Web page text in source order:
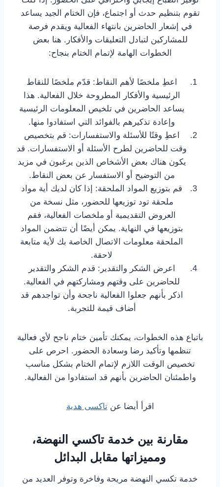
تقوم بتنظيم حدث أو اجتماع، فإن الختام الجيد يساعد
في إشعار الحاضرين بانتهاء الفعالية ويقدم فرصة
للمشاركين لتبادل التعليقات والأفكار. هنا بعض
الخطوات الهامة لإتمام الختام بنجاح:
اعطِ ملخصًا لأهم النقاط: قدّم ملخصًا للنقاط
الرئيسية والأفكار المطروحة خلال الفعالية. هذا
يساعد الحاضرين في تلخيص المعلومات الرئيسية
وإعادة تذكيرهم بالفوائد التي استفادوا منها.
اعطِ وقتًا للأسئلة والاستفسارات: قم بتخصيص
وقت للحاضرين لطرح الأسئلة أو الاستفسارات. قد
يكون هناك بعض الأشخاص الذين يرغبون في مزيد
من التوضيح أو الاستفسار عن بعض النقاط.
قم بتوزيع المواد الملحقة: إذا كان لديك أية مواد
ملحقة تود توزيعها للحضور، مثل نسخة من
العروض التقديمية أو ملخصات الفعالية، فقم
بتوزيعها في النهاية. يمكن أيضًا أن تتضمن المواد
الملحقة معلومات الاتصال الخاصة بك لأية متابعة
لاحقة.
اعرض الشكر والتقدير: قدم الشكر والتقدير
للحاضرين على وقتهم ومشاركتهم في الفعالية.
اذكر بأنهم جعلوا الفعالية ناجحة وأن تواجدهم قد
أضاف قيمة للتجربة.
باتباع هذه الخطوات، يمكنك تأمين ختام ناجح لأي فعالية
تنظمها وتأكيد رضا وسعادة الحضور. احرص على
تخصيص الوقت اللازم لإتمام الختام بشكل مناسب
واطمئنان الحاضرين بأنهم قد استفادوا من الفعالية.
اقرأ أيضا عنتاكسى هدية
مقارنة بين خدمة تاكسي النهضة،
ومميزاتها مقابل البدائل
خدمة تكسي النهضة مريحة وفاخرة وتوفر العديد من